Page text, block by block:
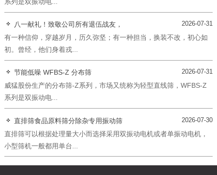
八一献礼！致敬公司所有退伍战友， 2026-07-31
有一种信仰，穿越岁月，历久弥坚；有一种担当，换装不改，初心如
初。曾经，他们身着戎...
节能低噪 WFBS-Z 分布筛 2026-07-31
威猛股份生产的分布筛-Z系列，市场又统称为轻型直线筛，WFBS-Z
系列是双振动电...
直排筛食品原料筛分除杂专用振动筛 2026-07-30
直排筛可以根据处理量大小而选择采用双振动电机或者单振动电机，
小型筛机一般都用单台...